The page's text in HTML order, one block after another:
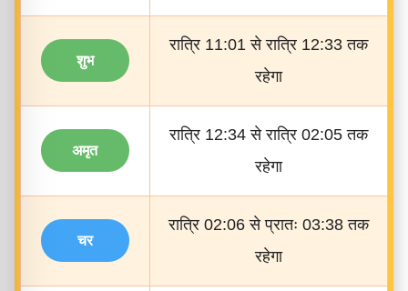
शुभ
रात्रि 11:01 से रात्रि 12:33 तक
रहेगा
अमृत
रात्रि 12:34 से रात्रि 02:05 तक
रहेगा
चर
रात्रि 02:06 से प्रातः 03:38 तक
रहेगा